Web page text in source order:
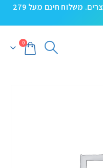
5% הנחה קופון TAKE5 בקניית 2 מוצרים. משלוח חינם מעל 279
0